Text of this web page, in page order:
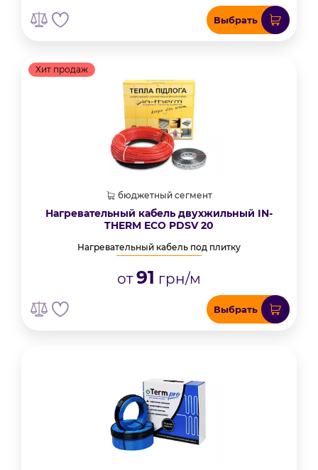
Выбрать
Хит продаж
бюджетный сегмент
Нагревательный кабель двухжильный IN-
THERM ECO PDSV 20
Нагревательный кабель под плитку
от91 грн/м
Выбрать